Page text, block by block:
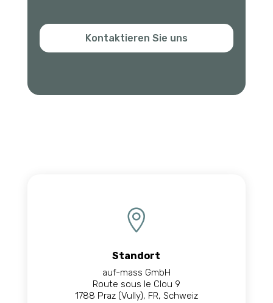
Kontaktieren Sie uns

Standort
auf-mass GmbH
Route sous le Clou 9
1788 Praz (Vully), FR, Schweiz